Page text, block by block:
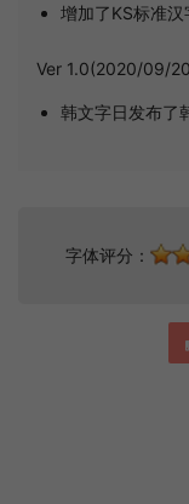
增加了KS标准
Ver 1.0(2020/09/
韩文字日发布了
字体评分：